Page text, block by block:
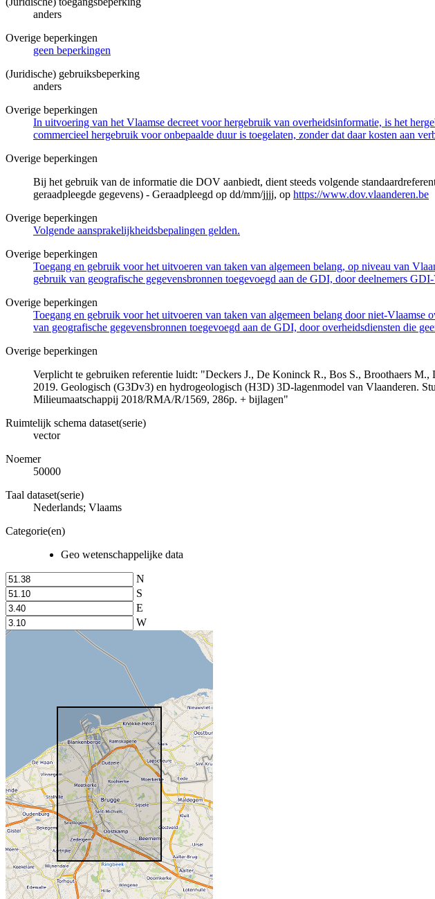
anders
Overige beperkingen
geen beperkingen
(Juridische) gebruiksbeperking
anders
Overige beperkingen
In uitvoering van het Vlaamse decreet voor hergebruik van overheidsinformatie, is het
commercieel hergebruik voor onbepaalde duur is toegelaten, zonder dat daar kosten aan
Overige beperkingen
Bij het gebruik van de informatie die DOV aanbiedt, dient steeds volgende
geraadpleegde gegevens) - Geraadpleegd op dd/mm/jjjj, op https://www.dov.vlaanderen.be
Overige beperkingen
Volgende aansprakelijkheidsbepalingen gelden.
Overige beperkingen
Toegang en gebruik voor het uitvoeren van taken van algemeen belang, op niveau van
gebruik van geografische gegevensbronnen toegevoegd aan de GDI, door deelnemers
Overige beperkingen
Toegang en gebruik voor het uitvoeren van taken van algemeen belang door niet-
van geografische gegevensbronnen toegevoegd aan de GDI, door overheidsdiensten die
Overige beperkingen
Verplicht te gebruiken referentie luidt: "Deckers J., De Koninck R., Bos S., Broothaers
2019. Geologisch (G3Dv3) en hydrogeologisch (H3D) 3D-lagenmodel van Vlaanderen.
Milieumaatschappij 2018/RMA/R/1569, 286p. + bijlagen"
Ruimtelijk schema dataset(serie)
vector
Noemer
50000
Taal dataset(serie)
Nederlands; Vlaams
Categorie(en)
Geo wetenschappelijke data
N
S
E
W